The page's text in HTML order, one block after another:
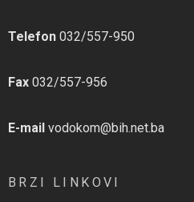
Telefon 032/557-950
Fax 032/557-956
E-mail vodokom@bih.net.ba
BRZI LINKOVI